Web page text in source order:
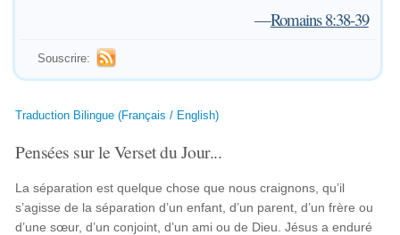
—Romains 8:38-39
Souscrire:
Traduction Bilingue (Français / English)
Pensées sur le Verset du Jour...
La séparation est quelque chose que nous craignons, qu’il
s’agisse de la séparation d’un enfant, d’un parent, d’un frère ou
d’une sœur, d’un conjoint, d’un ami ou de Dieu. Jésus a enduré